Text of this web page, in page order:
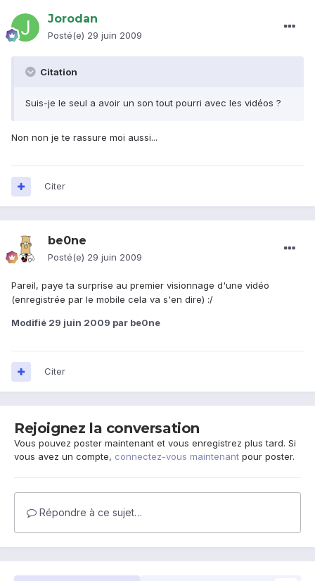
Jorodan
Posté(e) 29 juin 2009
Citation
Suis-je le seul a avoir un son tout pourri avec les vidéos ?
Non non je te rassure moi aussi...
Citer
be0ne
Posté(e) 29 juin 2009
Pareil, paye ta surprise au premier visionnage d'une vidéo
(enregistrée par le mobile cela va s'en dire) :/
Modifié 29 juin 2009 par be0ne
Citer
Rejoignez la conversation
Vous pouvez poster maintenant et vous enregistrez plus tard. Si
vous avez un compte, connectez-vous maintenant pour poster.
Répondre à ce sujet…